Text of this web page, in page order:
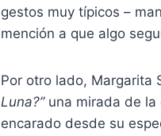
gestos muy típicos –
mención a que algo
Por otro lado, Margarita
Luna?”una mirada de la
encarado desde su